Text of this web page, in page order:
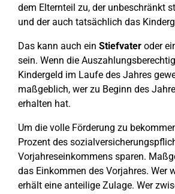
dem Elternteil zu, der unbeschränkt
und der auch tatsächlich das
Das kann auch ein Stiefvater oder
sein. Wenn die
Kindergeld im Laufe des Jahres
maßgeblich, wer zu Beginn des
erhalten hat.
Um die volle Förderung zu
Prozent des
Vorjahreseinkommens sparen.
das Einkommen des Vorjahres. Wer
erhält eine anteilige Zulage. Wer